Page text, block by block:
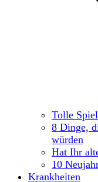
Tolle
8 Dinge,
würden
Hat Ihr
10
Krankheiten